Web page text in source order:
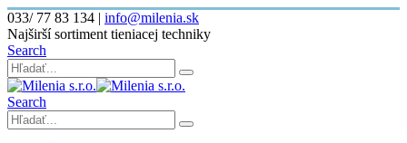
033/ 77 83 134 | info@milenia.sk
Najširší sortiment tieniacej techniky
Search
Search